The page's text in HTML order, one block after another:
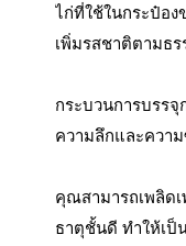
ไก่ที่ใช้ในกระป๋อ
เพิ่มรสชาติตามธ
กระบวนการบรร
ความลึกและควา
คุณสามารถเพลิด
ธาตุชั้นดี ทำให้เ